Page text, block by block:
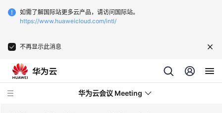
如需了解国际站更多云产品，请访问国际站。
https://www.huaweicloud.com/intl/
不再显示此消息
华为云会议 Meeting